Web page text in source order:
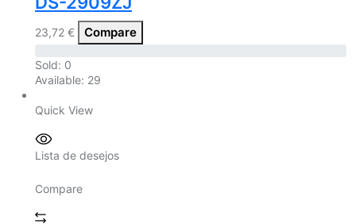
23,72 € Compare
Sold: 0
Available: 29
Quick View
Lista de desejos
Compare